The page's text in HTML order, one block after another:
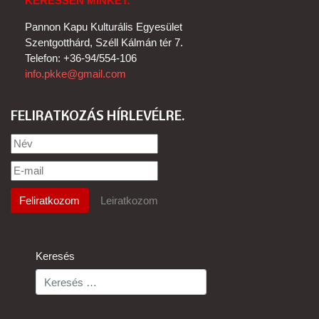
Pannon Kapu Kulturális Egyesület
Szentgotthárd, Széll Kálmán tér 7.
Telefon: +36-94/554-106
info.pkke@gmail.com
FELIRATKOZÁS HÍRLEVÉLRE
Keresés